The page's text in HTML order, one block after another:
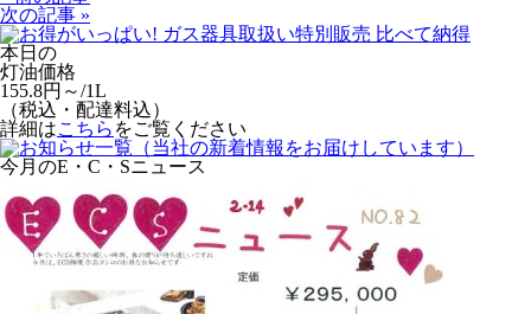
次の記事 »
本日の
灯油価格
155.8円～/1L
（税込・配達料込）
詳細はこちら をご覧ください
今月のE・C・Sニュース